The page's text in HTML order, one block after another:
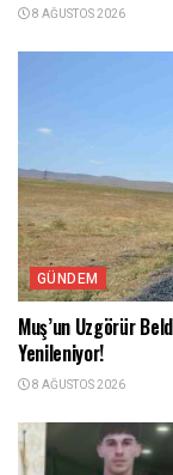
8 AĞUSTOS 2026
GÜNDEM
Muş’un Uzgörür
Yenileniyor!
8 AĞUSTOS 2026